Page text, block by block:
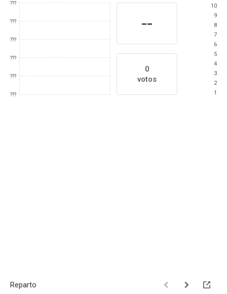
???
???
???
???
???
???
--
0
votos
10
9
8
7
6
5
4
3
2
1
Reparto